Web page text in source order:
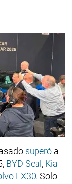
superó a
BYD Seal, Kia
EX30. Solo